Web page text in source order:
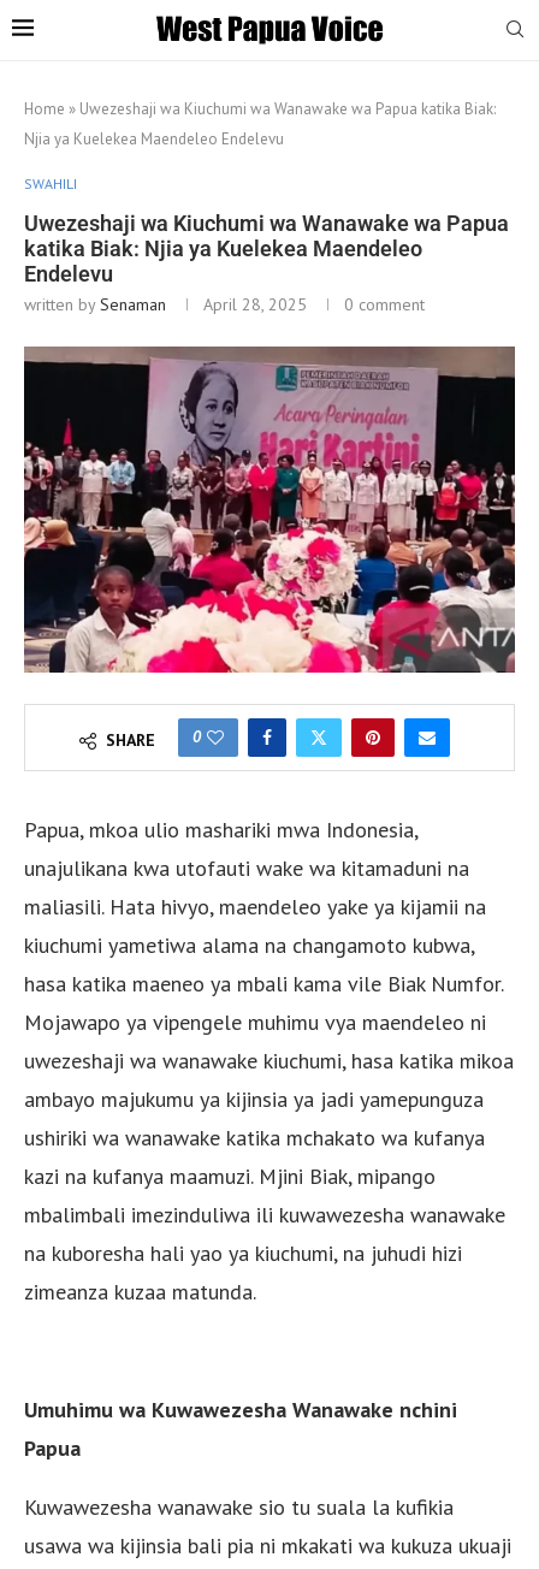
Home » Uwezeshaji wa Kiuchumi wa Wanawake wa Papua katika Biak:
Njia ya Kuelekea Maendeleo Endelevu
SWAHILI
Uwezeshaji wa Kiuchumi wa Wanawake wa Papua
katika Biak: Njia ya Kuelekea Maendeleo
Endelevu
written bySenaman April 28, 2025 0 comment
SHARE 0
Papua, mkoa ulio mashariki mwa Indonesia,
unajulikana kwa utofauti wake wa kitamaduni na
maliasili. Hata hivyo, maendeleo yake ya kijamii na
kiuchumi yametiwa alama na changamoto kubwa,
hasa katika maeneo ya mbali kama vile Biak Numfor.
Mojawapo ya vipengele muhimu vya maendeleo ni
uwezeshaji wa wanawake kiuchumi, hasa katika mikoa
ambayo majukumu ya kijinsia ya jadi yamepunguza
ushiriki wa wanawake katika mchakato wa kufanya
kazi na kufanya maamuzi. Mjini Biak, mipango
mbalimbali imezinduliwa ili kuwawezesha wanawake
na kuboresha hali yao ya kiuchumi, na juhudi hizi
zimeanza kuzaa matunda.
Umuhimu wa Kuwawezesha Wanawake nchini
Papua
Kuwawezesha wanawake sio tu suala la kufikia
usawa wa kijinsia bali pia ni mkakati wa kukuza ukuaji